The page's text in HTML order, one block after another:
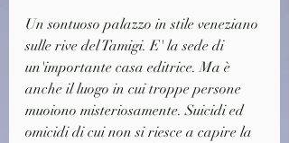
Un sontuoso palazzo in stile veneziano
sulle rive del Tamigi. E' la sede di
un'importante casa editrice. Ma è
anche il luogo in cui troppe persone
muoiono misteriosamente. Suicidi ed
omicidi di cui non si riesce a capire la